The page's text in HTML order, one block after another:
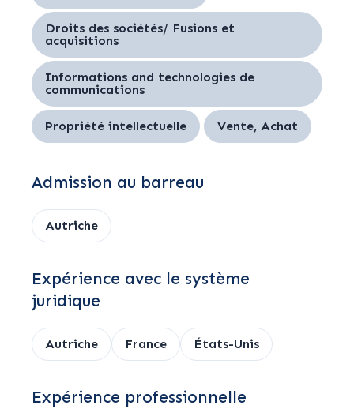
Droits des sociétés/ Fusions et
acquisitions
Informations and technologies de
communications
Propriété intellectuelle Vente, Achat
Admission au barreau
Autriche
Expérience avec le système
juridique
Autriche France États-Unis
Expérience professionnelle